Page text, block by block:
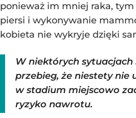
ponieważ im mniej raka,
piersi i wykonywanie
kobieta nie wykryje dzięki
W niektórych
przebieg, że niestety nie
w stadium miejscowo
ryzyko nawrotu.